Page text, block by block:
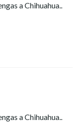
a Chihuahua..
a Chihuahua..